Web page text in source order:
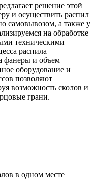
решение этой
и осуществить распил
самовывозом, а также у
на обработке
техническими
распила
фанеры и объем
оборудование и
позволяют
возможность сколов и
грани.
в одном месте